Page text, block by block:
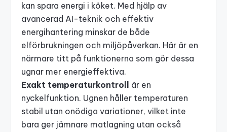
kan spara energi i köket. Med hjälp av
avancerad AI-teknik och effektiv
energihantering minskar de både
elförbrukningen och miljöpåverkan. Här är en
närmare titt på funktionerna som gör dessa
ugnar mer energieffektiva.
Exakt temperaturkontroll
är en
nyckelfunktion. Ugnen håller temperaturen
stabil utan onödiga variationer, vilket inte
bara ger jämnare matlagning utan också